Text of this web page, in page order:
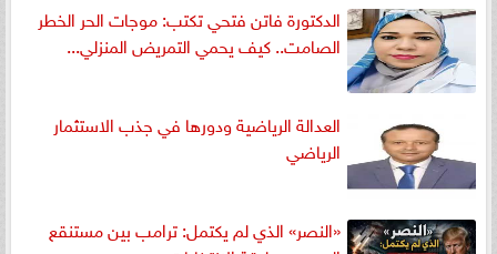
الدكتورة فاتن فتحي تكتب: موجات الحر الخطر
الصامت.. كيف يحمي التمريض المنزلي...
العدالة الرياضية ودورها في جذب الاستثمار
الرياضي
«النصر» الذي لم يكتمل: ترامب بين مستنقع